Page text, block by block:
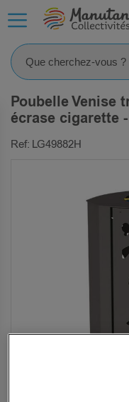
Poubelle Venise
écrase cigarette
Ref: LG49882H